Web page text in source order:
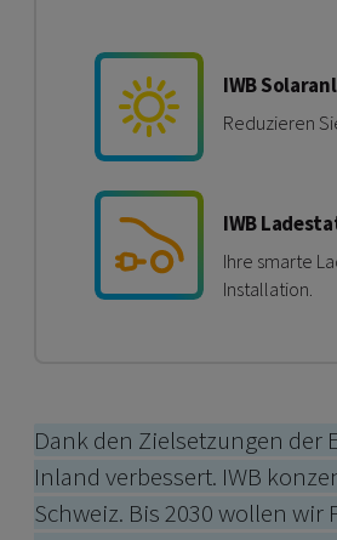
IWB
Reduzieren
IWB
Ihre smarte
Installation.
Dank den Zielsetzungen der
Inland verbessert. IWB
Schweiz. Bis 2030 wollen